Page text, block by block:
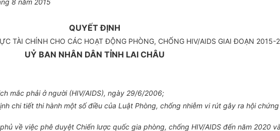
8 năm 2015
QUYẾT ĐỊNH
TÀI CHÍNH CHO CÁC HOẠT ĐỘNG PHÒNG, CHỐNG HIV/AIDS GIAI ĐOẠN
UỶ BAN NHÂN DÂN TỈNH LAI CHÂU
mắc phải ở người (HIV/AIDS), ngày 29/6/2006;
chi tiết thi hành một số điều của Luật Phòng, chống nhiễm vi rút gây ra hội
về việc phê duyệt Chiến lược quốc gia phòng, chống HIV/AIDS đến năm 2020